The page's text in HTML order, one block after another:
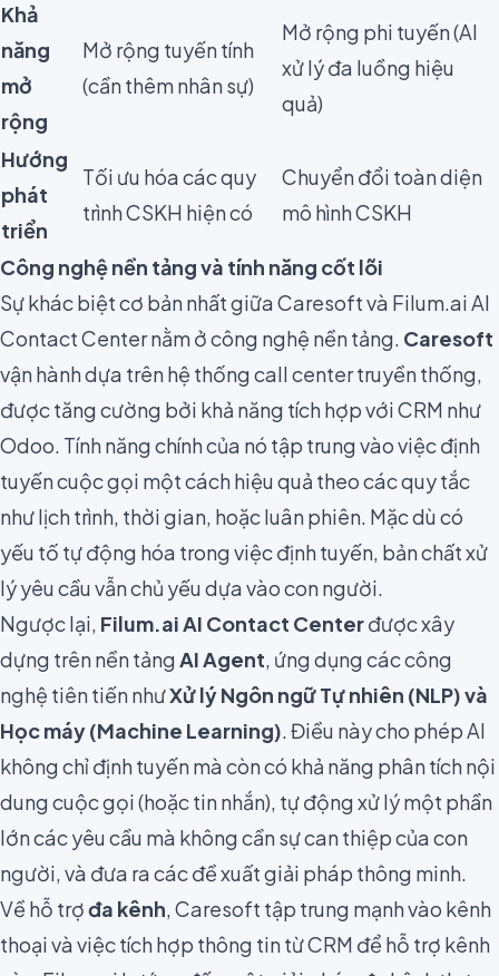
Khả
năng
mở
rộng
Mở rộng tuyến tính
(cần thêm nhân sự)
Mở rộng phi tuyến (AI
xử lý đa luồng hiệu
quả)
Hướng
phát
triển
Tối ưu hóa các quy
trình CSKH hiện có
Chuyển đổi toàn diện
mô hình CSKH
Công nghệ nền tảng và tính năng cốt lõi
Sự khác biệt cơ bản nhất giữa Caresoft và Filum.ai AI
Contact Center nằm ở công nghệ nền tảng. Caresoft
vận hành dựa trên hệ thống call center truyền thống,
được tăng cường bởi khả năng tích hợp với CRM như
Odoo. Tính năng chính của nó tập trung vào việc định
tuyến cuộc gọi một cách hiệu quả theo các quy tắc
như lịch trình, thời gian, hoặc luân phiên. Mặc dù có
yếu tố tự động hóa trong việc định tuyến, bản chất xử
lý yêu cầu vẫn chủ yếu dựa vào con người.
Ngược lại, Filum.ai AI Contact Centerđược xây
dựng trên nền tảngAI Agent, ứng dụng các công
nghệ tiên tiến nhưXử lý Ngôn ngữ Tự nhiên (NLP) và
Học máy (Machine Learning). Điều này cho phép AI
không chỉ định tuyến mà còn có khả năng phân tích nội
dung cuộc gọi (hoặc tin nhắn), tự động xử lý một phần
lớn các yêu cầu mà không cần sự can thiệp của con
người, và đưa ra các đề xuất giải pháp thông minh.
Về hỗ trợđa kênh, Caresoft tập trung mạnh vào kênh
thoại và việc tích hợp thông tin từ CRM để hỗ trợ kênh